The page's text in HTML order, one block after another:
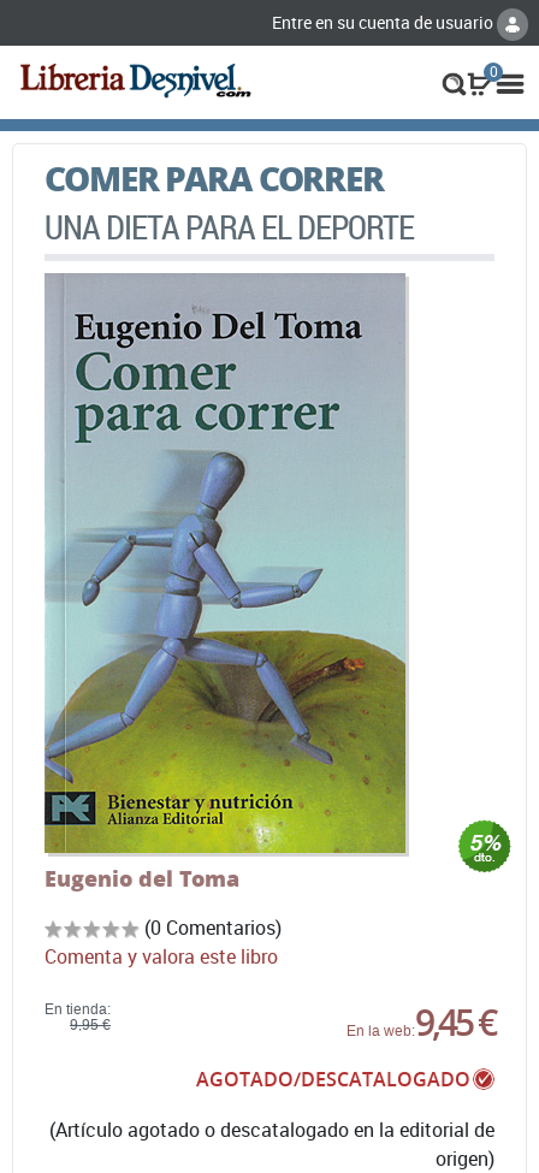
Entre en su cuenta de usuario
0
COMER PARA CORRER
UNA DIETA PARA EL DEPORTE
Eugenio del Toma
(0 Comentarios)
Comenta y valora este libro
En tienda:
9,95 €
En la web:9,45 €
AGOTADO/DESCATALOGADO
(Artículo agotado o descatalogado en la editorial de
origen)